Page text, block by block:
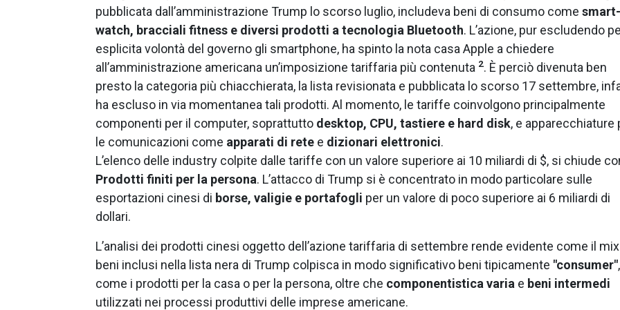
pubblicata dall’amministrazione Trump lo scorso luglio, includeva beni di consumo come smart-
watch, bracciali fitness e diversi prodotti a tecnologia Bluetooth. L’azione, pur escludendo
esplicita volontà del governo gli smartphone, ha spinto la nota casa Apple a chiedere
all’amministrazione americana un’imposizione tariffaria più contenuta 2. È perciò divenuta ben
presto la categoria più chiacchierata, la lista revisionata e pubblicata lo scorso 17 settembre,
ha escluso in via momentanea tali prodotti. Al momento, le tariffe coinvolgono principalmente
componenti per il computer, soprattutto desktop, CPU, tastiere e hard disk, e apparecchiature
le comunicazioni come apparati di rete e dizionari elettronici.
L’elenco delle industry colpite dalle tariffe con un valore superiore ai 10 miliardi di $, si chiude
Prodotti finiti per la persona. L’attacco di Trump si è concentrato in modo particolare sulle
esportazioni cinesi di borse, valigie e portafogli per un valore di poco superiore ai 6 miliardi di
dollari.
L’analisi dei prodotti cinesi oggetto dell’azione tariffaria di settembre rende evidente come il
beni inclusi nella lista nera di Trump colpisca in modo significativo beni tipicamente "consumer",
come i prodotti per la casa o per la persona, oltre che componentistica varia e beni intermedi
utilizzati nei processi produttivi delle imprese americane.